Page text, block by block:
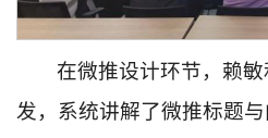
在微推设计环节，赖
发，系统讲解了微推标题